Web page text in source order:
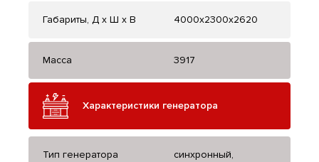
Габариты, Д x Ш x В 4000x2300x2620
Масса 3917
Характеристики генератора
Тип генератора
синхронный,